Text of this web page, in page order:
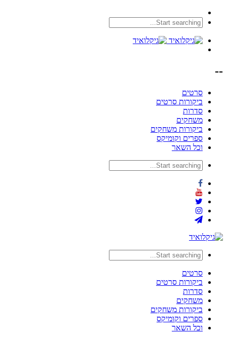
--
סרטים
ביקורות סרטים
סדרות
משחקים
ביקורות משחקים
ספרים וקומיקס
וכל השאר
סרטים
ביקורות סרטים
סדרות
משחקים
ביקורות משחקים
ספרים וקומיקס
וכל השאר